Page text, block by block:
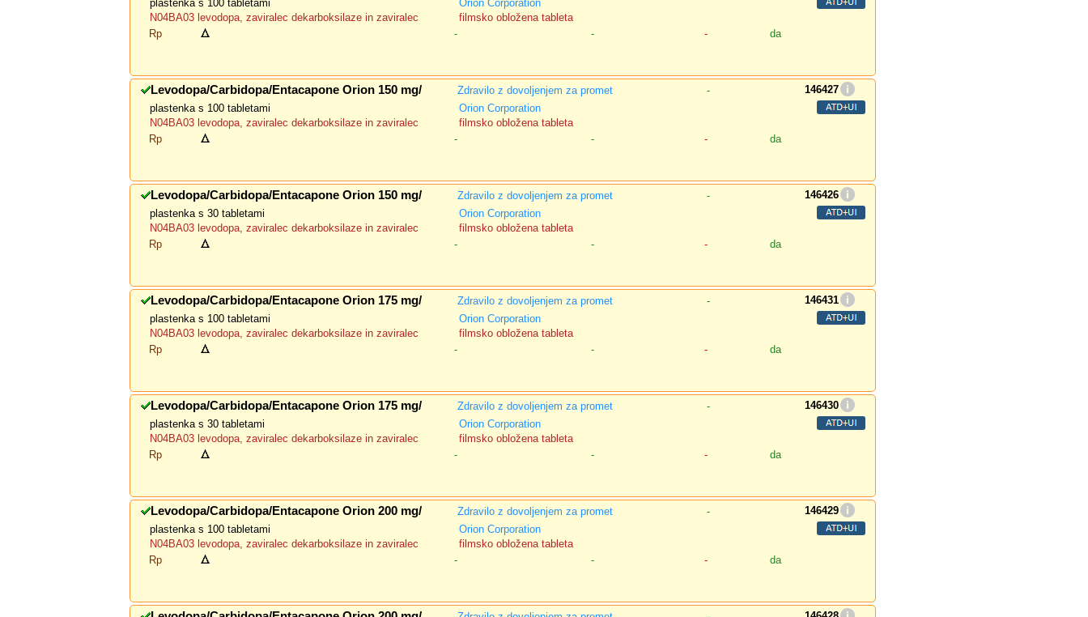
plastenka s 100 tabletami
Orion Corporation
N04BA03 levodopa, zaviralec dekarboksilaze in zaviralec
filmsko obložena tableta
Rp
- - - da
Levodopa/Carbidopa/Entacapone Orion 150 mg/ Zdravilo z dovoljenjem za promet -
146427
plastenka s 100 tabletami
Orion Corporation
N04BA03 levodopa, zaviralec dekarboksilaze in zaviralec
filmsko obložena tableta
Rp
- - - da
Levodopa/Carbidopa/Entacapone Orion 150 mg/ Zdravilo z dovoljenjem za promet -
146426
plastenka s 30 tabletami
Orion Corporation
N04BA03 levodopa, zaviralec dekarboksilaze in zaviralec
filmsko obložena tableta
Rp
- - - da
Levodopa/Carbidopa/Entacapone Orion 175 mg/ Zdravilo z dovoljenjem za promet -
146431
plastenka s 100 tabletami
Orion Corporation
N04BA03 levodopa, zaviralec dekarboksilaze in zaviralec
filmsko obložena tableta
Rp
- - - da
Levodopa/Carbidopa/Entacapone Orion 175 mg/ Zdravilo z dovoljenjem za promet -
146430
plastenka s 30 tabletami
Orion Corporation
N04BA03 levodopa, zaviralec dekarboksilaze in zaviralec
filmsko obložena tableta
Rp
- - - da
Levodopa/Carbidopa/Entacapone Orion 200 mg/ Zdravilo z dovoljenjem za promet -
146429
plastenka s 100 tabletami
Orion Corporation
N04BA03 levodopa, zaviralec dekarboksilaze in zaviralec
filmsko obložena tableta
Rp
- - - da